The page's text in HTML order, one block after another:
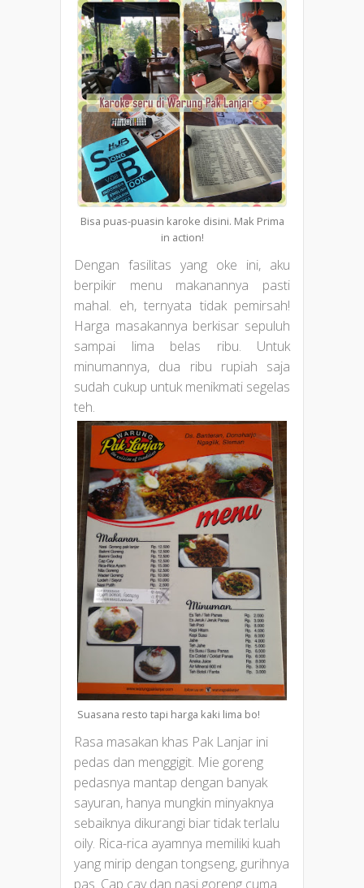
Bisa puas-puasin karoke disini. Mak Prima
in action!
Dengan fasilitas yang oke ini, aku
berpikir menu makanannya pasti
mahal. eh, ternyata tidak pemirsah!
Harga masakannya berkisar sepuluh
sampai lima belas ribu. Untuk
minumannya, dua ribu rupiah saja
sudah cukup untuk menikmati segelas
teh.
Suasana resto tapi harga kaki lima bo!
Rasa masakan khas Pak Lanjar ini
pedas dan menggigit. Mie goreng
pedasnya mantap dengan banyak
sayuran, hanya mungkin minyaknya
sebaiknya dikurangi biar tidak terlalu
oily. Rica-rica ayamnya memiliki kuah
yang mirip dengan tongseng, gurihnya
pas. Cap cay dan nasi goreng cuma